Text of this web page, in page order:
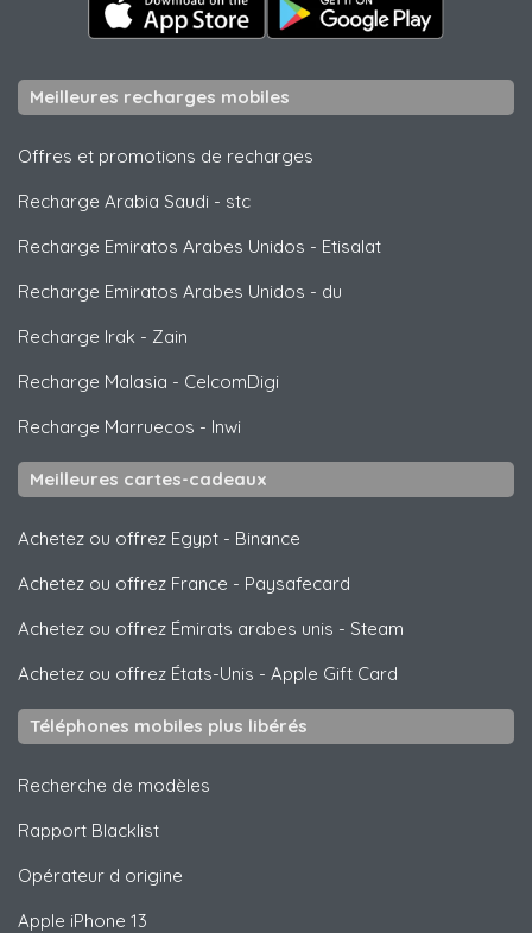
Meilleures recharges mobiles
Offres et promotions de recharges
Recharge Arabia Saudi - stc
Recharge Emiratos Arabes Unidos - Etisalat
Recharge Emiratos Arabes Unidos - du
Recharge Irak - Zain
Recharge Malasia - CelcomDigi
Recharge Marruecos - Inwi
Meilleures cartes-cadeaux
Achetez ou offrez Egypt - Binance
Achetez ou offrez France - Paysafecard
Achetez ou offrez Émirats arabes unis - Steam
Achetez ou offrez États-Unis - Apple Gift Card
Téléphones mobiles plus libérés
Recherche de modèles
Rapport Blacklist
Opérateur d origine
Apple iPhone 13